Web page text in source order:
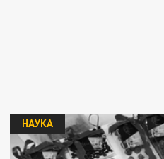
НАУКА